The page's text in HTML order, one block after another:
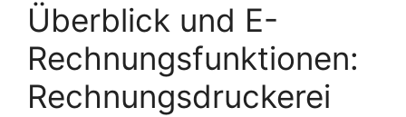
Überblick und E-
Rechnungsfunktionen:
Rechnungsdruckerei